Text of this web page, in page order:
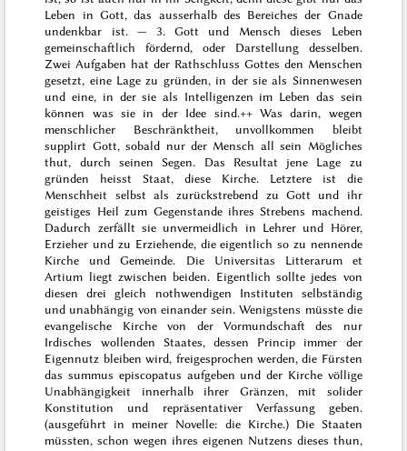
Leben in Gott, das ausserhalb des Bereiches der Gnade
undenkbar ist. — 3. Gott und Mensch dieses Leben
gemeinschaftlich fördernd, oder Darstellung desselben.
Zwei Aufgaben hat der Rathschluss Gottes den Menschen
gesetzt, eine Lage zu gründen, in der sie als Sinnenwesen
und eine, in der sie als Intelligenzen im Leben das sein
können was sie in der Idee sind.++ Was darin, wegen
menschlicher Beschränktheit, unvollkommen bleibt
supplirt Gott, sobald nur der Mensch all sein Mögliches
thut, durch seinen Segen. Das Resultat jene Lage zu
gründen heisst Staat, diese Kirche. Letztere ist die
Menschheit selbst als zurückstrebend zu Gott und ihr
geistiges Heil zum Gegenstande ihres Strebens machend.
Dadurch zerfällt sie unvermeidlich in Lehrer und Hörer,
Erzieher und zu Erziehende, die eigentlich so zu nennende
Kirche und Gemeinde. Die Universitas Litterarum et
Artium liegt zwischen beiden. Eigentlich sollte jedes von
diesen drei gleich nothwendigen Instituten selbständig
und unabhängig von einander sein. Wenigstens müsste die
evangelische Kirche von der Vormundschaft des nur
Irdisches wollenden Staates, dessen Princip immer der
Eigennutz bleiben wird, freigesprochen werden, die Fürsten
dassummus episcopatus aufgeben und der Kirche völlige
Unabhängigkeit innerhalb ihrer Gränzen, mit solider
Konstitution und repräsentativer Verfassung geben.
(ausgeführt in meiner Novelle: die Kirche.) Die Staaten
müssten, schon wegen ihres eigenen Nutzens dieses thun,